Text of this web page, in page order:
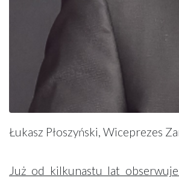
Łukasz Płoszyński, Wiceprezes
Już od kilkunastu lat